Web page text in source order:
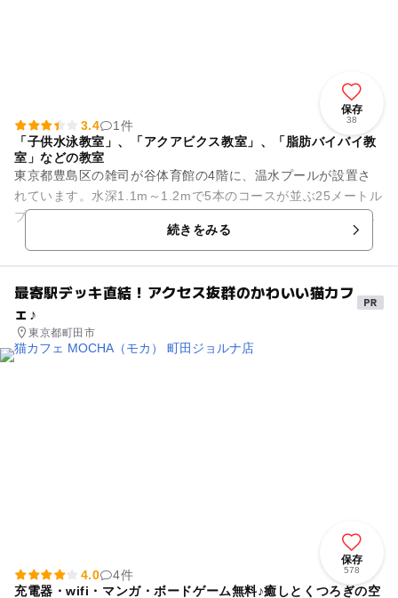
保存
38
3.4
1件
「子供水泳教室」、「アクアビクス教室」、「脂肪バイバイ教
室」などの教室
東京都豊島区の雑司が谷体育館の4階に、温水プールが設置さ
れています。水深1.1m～1.2mで5本のコースが並ぶ25メートル
プールを備えています。屋内にある温水プールなので、一年中
続きをみる
最寄駅デッキ直結！アクセス抜群のかわいい猫カフ
ェ♪
東京都町田市
保存
578
4.0
4件
充電器・wifi・マンガ・ボードゲーム無料♪癒しとくつろぎの空